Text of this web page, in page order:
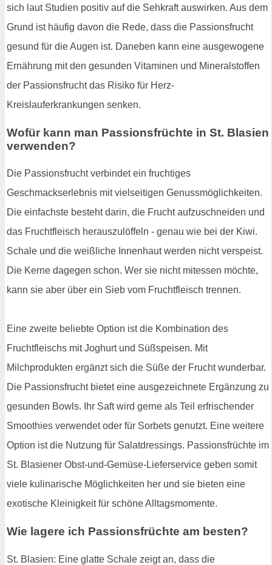
sich laut Studien positiv auf die Sehkraft auswirken. Aus dem
Grund ist häufig davon die Rede, dass die Passionsfrucht
gesund für die Augen ist. Daneben kann eine ausgewogene
Ernährung mit den gesunden Vitaminen und Mineralstoffen
der Passionsfrucht das Risiko für Herz-
Kreislauferkrankungen senken.
Wofür kann man Passionsfrüchte in St. Blasien
verwenden?
Die Passionsfrucht verbindet ein fruchtiges
Geschmackserlebnis mit vielseitigen Genussmöglichkeiten.
Die einfachste besteht darin, die Frucht aufzuschneiden und
das Fruchtfleisch herauszulöffeln - genau wie bei der Kiwi.
Schale und die weißliche Innenhaut werden nicht verspeist.
Die Kerne dagegen schon. Wer sie nicht mitessen möchte,
kann sie aber über ein Sieb vom Fruchtfleisch trennen.
Eine zweite beliebte Option ist die Kombination des
Fruchtfleischs mit Joghurt und Süßspeisen. Mit
Milchprodukten ergänzt sich die Süße der Frucht wunderbar.
Die Passionsfrucht bietet eine ausgezeichnete Ergänzung zu
gesunden Bowls. Ihr Saft wird gerne als Teil erfrischender
Smoothies verwendet oder für Sorbets genutzt. Eine weitere
Option ist die Nutzung für Salatdressings. Passionsfrüchte im
St. Blasiener Obst-und-Gemüse-Lieferservice geben somit
viele kulinarische Möglichkeiten her und sie bieten eine
exotische Kleinigkeit für schöne Alltagsmomente.
Wie lagere ich Passionsfrüchte am besten?
St. Blasien: Eine glatte Schale zeigt an, dass die